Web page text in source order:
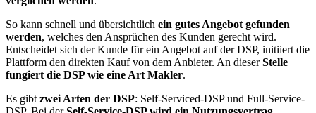
So kann schnell und übersichtlich ein gutes Angebot gefunden
werden, welches den Ansprüchen des Kunden gerecht wird.
Entscheidet sich der Kunde für ein Angebot auf der DSP, initiiert die
Plattform den direkten Kauf von dem Anbieter. An dieserStelle
fungiert die DSP wie eine Art Makler.
Es gibt zwei Arten der DSP: Self-Serviced-DSP und Full-Service-